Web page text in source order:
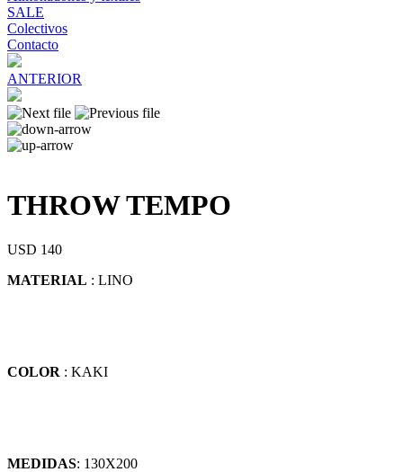
SALE
Colectivos
Contacto
ANTERIOR
THROW TEMPO
USD 140
MATERIAL : LINO
COLOR : KAKI
MEDIDAS: 130X200